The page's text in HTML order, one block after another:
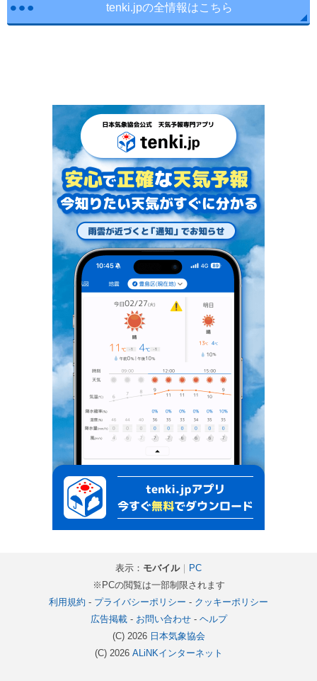
tenki.jpの全情報はこちら
表示： モバイル｜ PC
※PCの閲覧は一部制限されます
利用規約 - プライバシーポリシー - クッキーポリシー
広告掲載- お問い合わせ- ヘルプ
(C) 2026 日本気象協会
(C) 2026 ALiNKインターネット